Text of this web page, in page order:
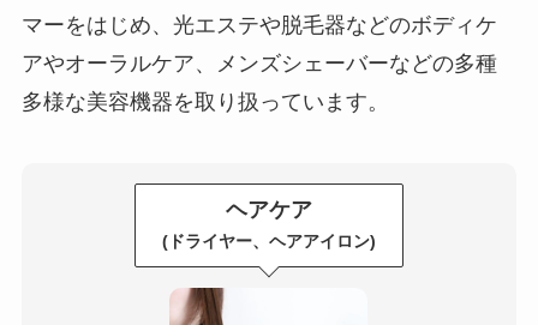
マーをはじめ、光エステや脱毛器などのボディケ
アやオーラルケア、
メンズシェーバーなどの多種
多様な美容機器を取り扱っています。
ヘアケア
(ドライヤー、ヘアアイロン)